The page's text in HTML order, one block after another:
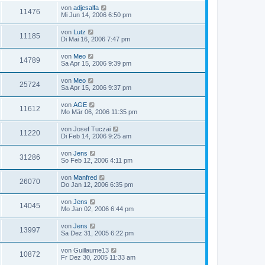
11476 von adjesalfa
Mi Jun 14, 2006 6:50 pm
11185 von Lutz
Di Mai 16, 2006 7:47 pm
14789 von Meo
Sa Apr 15, 2006 9:39 pm
25724 von Meo
Sa Apr 15, 2006 9:37 pm
11612 von AGE
Mo Mär 06, 2006 11:35 pm
11220 von Josef Tuczai
Di Feb 14, 2006 9:25 am
31286 von Jens
So Feb 12, 2006 4:11 pm
26070 von Manfred
Do Jan 12, 2006 6:35 pm
14045 von Jens
Mo Jan 02, 2006 6:44 pm
13997 von Jens
Sa Dez 31, 2005 6:22 pm
10872 von Guillaume13
Fr Dez 30, 2005 11:33 am